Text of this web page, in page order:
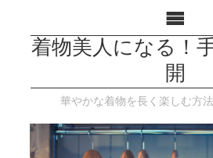
着物美人になる！
開
華やかな着物を長く楽しむ方